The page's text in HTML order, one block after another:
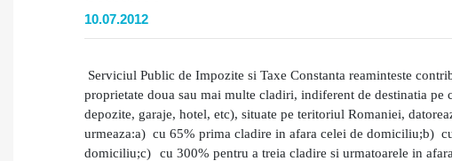
10.07.2012
Serviciul Public de Impozite si Taxe Constanta reaminteste
proprietate doua sau mai multe cladiri, indiferent de destinatia pe
depozite, garaje, hotel, etc), situate pe teritoriul Romaniei,
urmeaza:a) cu 65% prima cladire in afara celei de domiciliu;b)
domiciliu;c) cu 300% pentru a treia cladire si urmatoarele in